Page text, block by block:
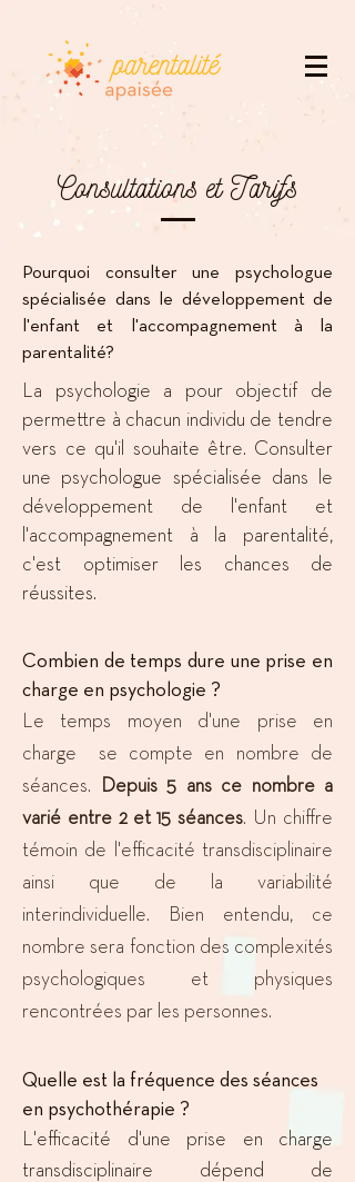
Consultations et Tarifs
Pourquoi consulter une psychologue
spécialisée dans le développement de
l'enfant et l'accompagnement à la
parentalité?
La psychologie a pour objectif de
permettre à chacun individu de tendre
vers ce qu'il souhaite être. Consulter
une psychologue spécialisée dans le
développement de l'enfant et
l'accompagnement à la parentalité,
c'est optimiser les chances de
réussites.
Combien de temps dure une prise en
charge en psychologie ?
​Le temps moyen d'une prise en
charge se compte en nombre de
séances.
Depuis 5 ans ce nombre a
varié entre 2et 15 séances. Un chiffre
témoin de l'efficacité transdisciplinaire
ainsi que de la variabilité
interindividuelle. Bien entendu, ce
nombre sera fonction des complexités
psychologiques et physiques
rencontrées par les personnes.
Quelle est la fréquence des séances
en psychothérapie ?
L'efficacité d'une prise en charge
transdisciplinaire dépend de